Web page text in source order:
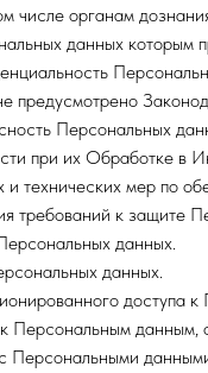
числе органам
данных которым
предусмотрено
Персональных
при их Обработке в
технических мер по
требований к защите
данных.
данных.
доступа
Персональным
Персональными